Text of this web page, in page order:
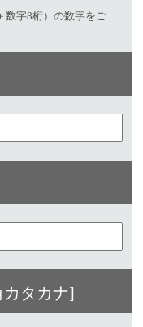
数字8桁）の数字をご
タカナ]